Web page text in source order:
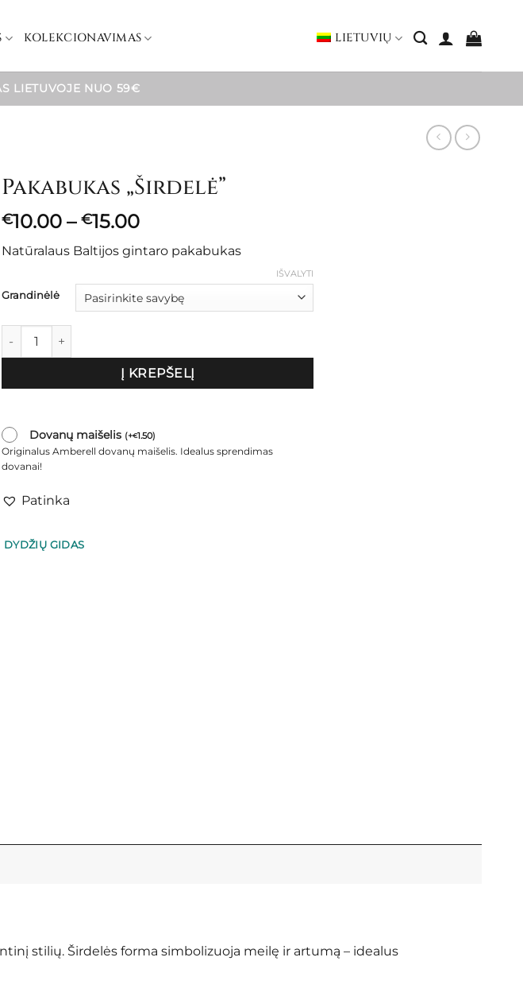
KOLEKCIONAVIMAS LIETUVIŲ
LIETUVOJE NUO 59€
Pakabukas „Širdelė”
€10.00 – €15.00Price
€10.00
€15.00
Natūralaus Baltijos gintaro pakabukas
Grandinėlė
IŠVALYTI
produkto kiekis: Pakabukas "Širdelė"
Į KREPŠELĮ
Dovanų maišelis (+€1.50)
Originalus Amberell dovanų maišelis. Idealus sprendimas
dovanai!
Patinka
DYDŽIŲ GIDAS
stilių. Širdelės forma simbolizuoja meilę ir artumą – idealus